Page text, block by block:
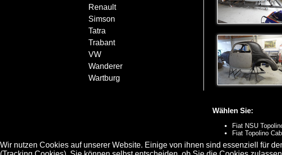
Renault
Simson
Tatra
Trabant
VW
Wanderer
Wartburg
Wählen Sie:
Fiat NSU
Fiat Topolino
Wir nutzen Cookies auf unserer Website. Einige von ihnen sind essenziell für